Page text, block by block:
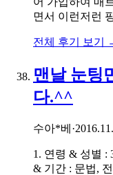
면서 이런저런
전체 후기 보기
맨날 눈팅
다.^^
수아*베 ·
1. 연령 & 성별 :
& 기간 : 문법,